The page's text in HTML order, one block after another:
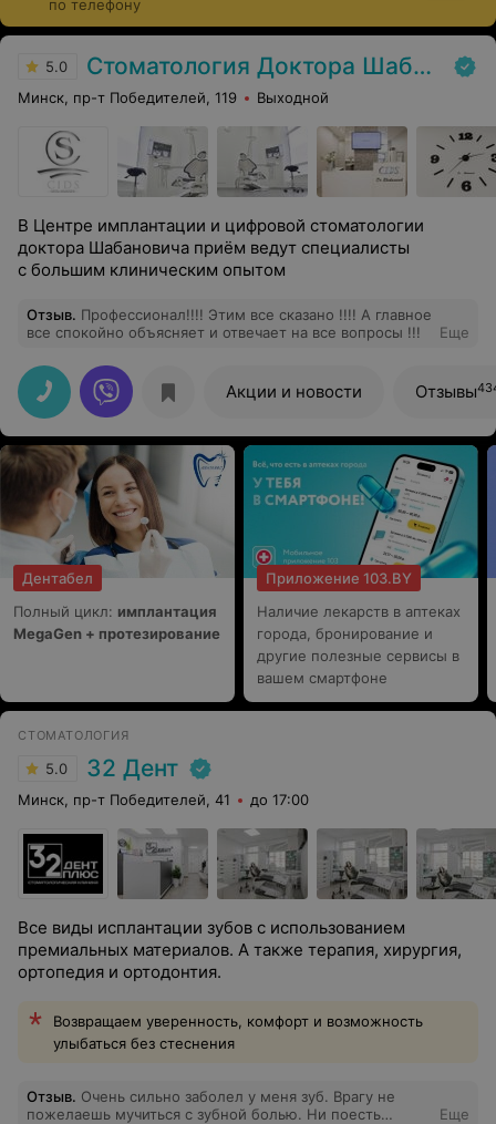
имплантах, во втором соответственно на шести.
Стоимость процедуры зависит от бренда и страны-
производителя, а также типа импланта. Имеются
противопоказания, требуется подготовка ротовой
полости (профессиональная гигиена, обязательно
лечение кариеса).
по телефону
5.0 Стоматология Доктора Шабановича
Минск, пр-т Победителей, 119 Выходной
В Центре имплантации и цифровой стоматологии
доктора Шабановича приём ведут специалисты
с большим клиническим опытом
Отзыв. Профессионал!!!! Этим все сказано !!!! А главное
все спокойно объясняет и отвечает на все вопросы !!!
Еще
Акции и новости Отзывы
Дентабел
Полный цикл: имплантация
MegaGen + протезирование
Приложение 103.BY
Наличие лекарств в аптеках
города, бронирование и
другие полезные сервисы в
вашем смартфоне
СТОМАТОЛОГИЯ
5.0 32 Дент
Минск, пр-т Победителей, 41 до 17:00
Все виды исплантации зубов с использованием
премиальных материалов. А также терапия, хирургия,
ортопедия и ортодонтия.
Возвращаем уверенность, комфорт и возможность
улыбаться без стеснения
Отзыв. Очень сильно заболел у меня зуб. Врагу не
пожелаешь мучиться с зубной болью. Ни поесть
Еще